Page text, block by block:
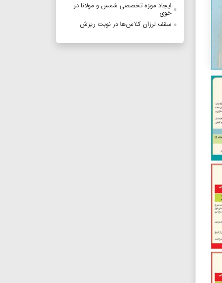
ایجاد موزه تخصصی شمس و مولانا در
خوی
سقف لرزان کلاس‌ها در نوبت ریزش